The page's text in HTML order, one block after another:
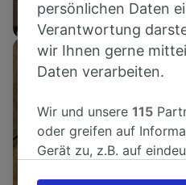
Unterkünfte
Aktivitäten
persönlichen Daten
Verantwortung
wir Ihnen gerne
Daten verarbeiten.
Wir und unsere115
oder greifen auf
Gerät zu, z.B. auf